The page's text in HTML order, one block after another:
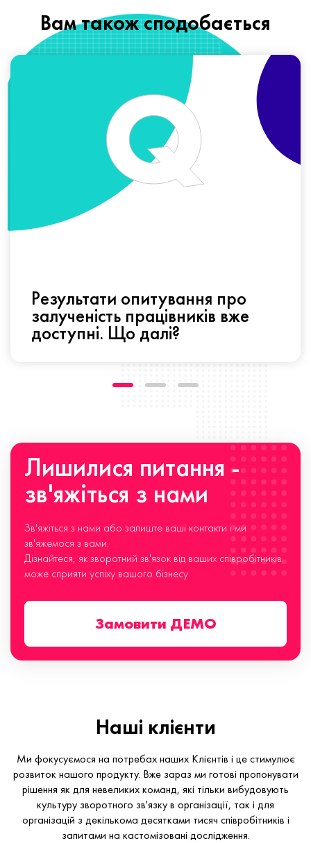
Вам також сподобається
Результати опитування про
залученість працівників вже
доступні. Що далі?
Лишилися питання -
зв'яжіться з нами
Зв'яжіться з нами або залиште ваші контакти і ми
зв'яжемося з вами.
Дізнайтеся, як зворотний зв'язок від ваших співробітників
може сприяти успіху вашого бізнесу
Замовити ДЕМО
Наші клієнти
Ми фокусуємося на потребах наших Клієнтів і це стимулює
розвиток нашого продукту. Вже зараз ми готові пропонувати
рішення як для невеликих команд, які тільки вибудовують
культуру зворотного зв'язку в організації, так і для
організацій з декількома десятками тисяч співробітників і
запитами на кастомізовані дослідження.